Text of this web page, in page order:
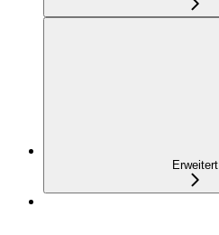
Erweitert